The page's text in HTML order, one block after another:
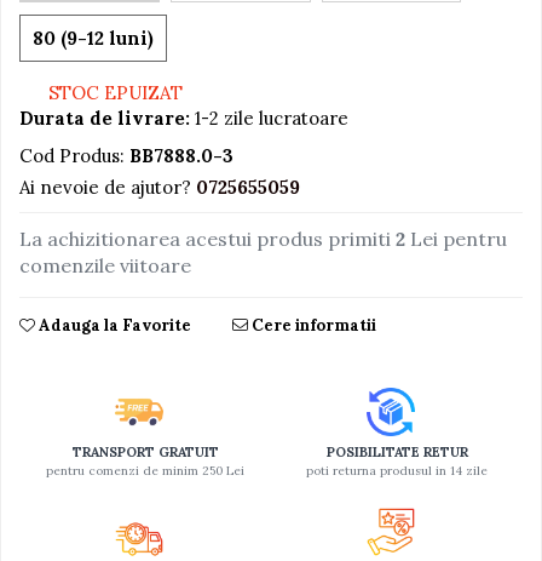
Motociclete
Muzica si instrumente
Pistoale
Plastilina
Proiectoare
Saltelute si centre de activitati
Set Avioane si submarine
Seturi de doctor
Vehicule de constructii
80 (9-12 luni)
STOC EPUIZAT
Durata de livrare: 1-2 zile lucratoare
Cod Produs: BB7888.0-3
Ai nevoie de ajutor? 0725655059
La achizitionarea acestui produs primiti 2 Lei pentru
comenzile viitoare
Adauga la Favorite Cere informatii
TRANSPORT GRATUIT
pentru comenzi de minim 250 Lei
POSIBILITATE RETUR
poti returna produsul in 14 zile